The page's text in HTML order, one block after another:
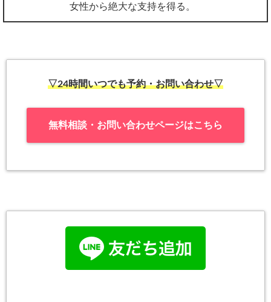
女性から絶大な支持を得る。
▽24時間いつでも予約・お問い合わせ▽
無料相談・お問い合わせページはこちら